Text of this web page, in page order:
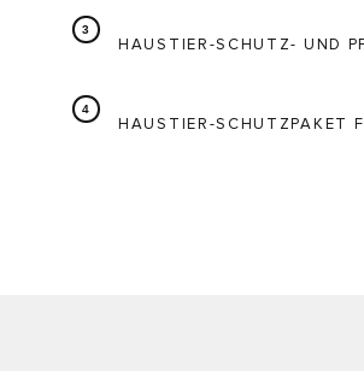
HAUSTIER-SCHUTZ- UND
HAUSTIER-SCHUTZPAKET